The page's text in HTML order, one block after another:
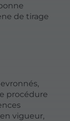
de tirage
procédure
vigueur,